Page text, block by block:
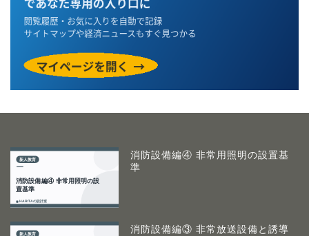
消防設備編④ 非常用照明の設置基
準
消防設備編③ 非常放送設備と誘導